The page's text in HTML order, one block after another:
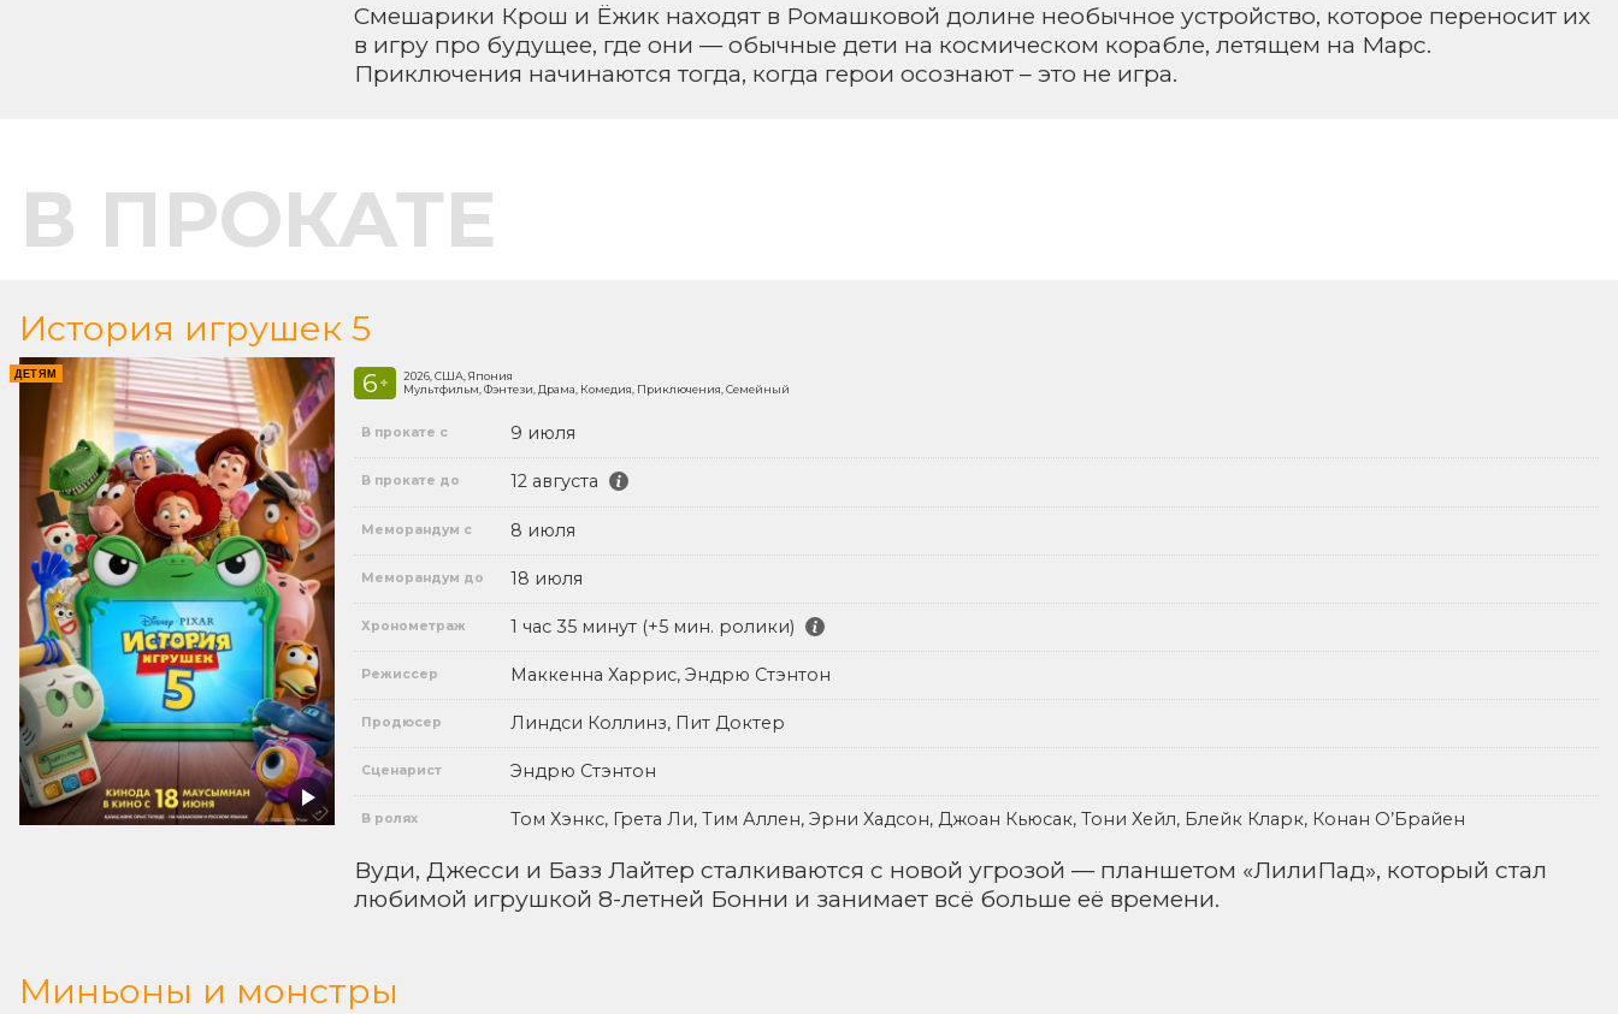
Смешарики Крош и Ёжик находят в Ромашковой долине необычное устройство, которое переносит их
в игру про будущее, где они — обычные дети на космическом корабле, летящем на Марс.
Приключения начинаются тогда, когда герои осознают – это не игра.
В ПРОКАТЕ
История игрушек 5
ДЕТЯМ 6 +
2026, США, Япония
Мультфильм, Фэнтези, Драма, Комедия, Приключения, Семейный
В прокате с 9 июля
В прокате до 12 августа
Меморандум с 8 июля
Меморандум до 18 июля
Хронометраж 1 час 35 минут (+5 мин. ролики)
Режиссер Маккенна Харрис, Эндрю Стэнтон
Продюсер Линдси Коллинз, Пит Доктер
Сценарист Эндрю Стэнтон
В ролях Том Хэнкс, Грета Ли, Тим Аллен, Эрни Хадсон, Джоан Кьюсак, Тони Хейл, Блейк Кларк, Конан О’Брайен
Вуди, Джесси и Базз Лайтер сталкиваются с новой угрозой — планшетом «ЛилиПад», который стал
любимой игрушкой 8-летней Бонни и занимает всё больше её времени.
Миньоны и монстры